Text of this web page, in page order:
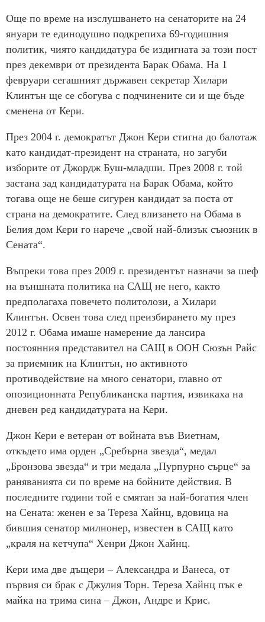
Още по време на изслушването на сенаторите на 24
януари те единодушно подкрепиха 69-годишния
политик, чиято кандидатура бе издигната за този пост
през декември от президента Барак Обама. На 1
февруари сегашният държавен секретар Хилари
Клинтън ще се сбогува с подчинените си и ще бъде
сменена от Кери.
През 2004 г. демократът Джон Кери стигна до балотаж
като кандидат-президент на страната, но загуби
изборите от Джордж Буш-младши. През 2008 г. той
застана зад кандидатурата на Барак Обама, който
тогава още не беше сигурен кандидат за поста от
страна на демократите. След влизането на Обама в
Белия дом Кери го нарече „свой най-близък съюзник в
Сената“.
Въпреки това през 2009 г. президентът назначи за шеф
на външната политика на САЩ не него, както
предполагаха повечето политолози, а Хилари
Клинтън. Освен това след преизбирането му през
2012 г. Обама имаше намерение да лансира
постоянния представител на САЩ в ООН Сюзън Райс
за приемник на Клинтън, но активното
противодействие на много сенатори, главно от
опозиционната Републиканска партия, извикаха на
дневен ред кандидатурата на Кери.
Джон Кери е ветеран от войната във Виетнам,
откъдето има орден „Сребърна звезда“, медал
„Бронзова звезда“ и три медала „Пурпурно сърце“ за
раняванията си по време на бойните действия. В
последните години той е смятан за най-богатия член
на Сената: женен е за Тереза Хайнц, вдовица на
бившия сенатор милионер, известен в САЩ като
„краля на кетчупа“ Хенри Джон Хайнц.
Кери има две дъщери – Александра и Ванеса, от
първия си брак с Джулия Торн. Тереза Хайнц пък е
майка на трима сина – Джон, Андре и Крис.